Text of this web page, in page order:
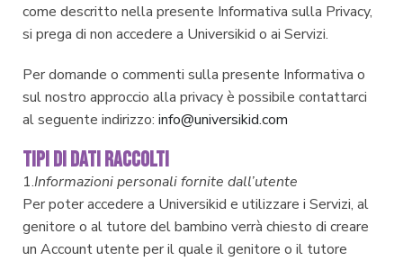
come descritto nella presente Informativa sulla Privacy,
si prega di non accedere a Universikid o ai Servizi.
Per domande o commenti sulla presente Informativa o
sul nostro approccio alla privacy è possibile contattarci
al seguente indirizzo: info@universikid.com
TIPI DI DATI RACCOLTI
1.Informazioni personali fornite dall’utente
Per poter accedere a Universikid e utilizzare i Servizi, al
genitore o al tutore del bambino verrà chiesto di creare
un Account utente per il quale il genitore o il tutore